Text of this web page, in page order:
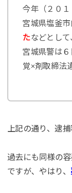
今年（２０１
宮城県塩釜
たなどとして
宮城県警は６
覚×剤取締法
上記の通り、逮
過去にも同様の
ですが、やはり、